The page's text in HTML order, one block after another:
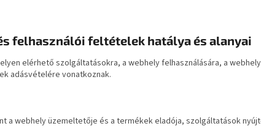
felhasználói feltételek hatálya és alanyai
elérhető szolgáltatásokra, a webhely felhasználására, a
adásvételére vonatkoznak.
a webhely üzemeltetője és a termékek eladója, szolgáltatások